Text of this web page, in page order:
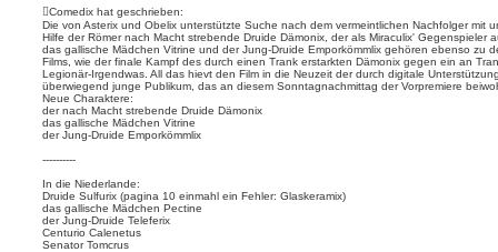
d
a
t
e
n
v
o
n
B
a
t
a
i
x
e
r
e
n
t
r
a
g
Comedix hat geschrieben:
Die von Asterix und Obelix unterstützte Suche nach dem vermeintlichen Nachfolger mit
Hilfe der Römer nach Macht strebende Druide Dämonix, der als Miraculix' Gegenspieler
das gallische Mädchen Vitrine und der Jung-Druide Emporkömmlix gehören ebenso zu
Films, wie der finale Kampf des durch einen Trank erstarkten Dämonix gegen ein an
Legionär-Irgendwas. All das hievt den Film in die Neuzeit der durch digitale
überwiegend junge Publikum, das an diesem Sonntagnachmittag der Vorpremiere
Neue Charaktere:
der nach Macht strebende Druide Dämonix
das gallische Mädchen Vitrine
der Jung-Druide Emporkömmlix
----------
In die Niederlande:
Druide Sulfurix (pagina 10 einmahl ein Fehler: Glaskeramix)
das gallische Mädchen Pectine
der Jung-Druide Teleferix
Centurio Calenetus
Senator Tomcrus